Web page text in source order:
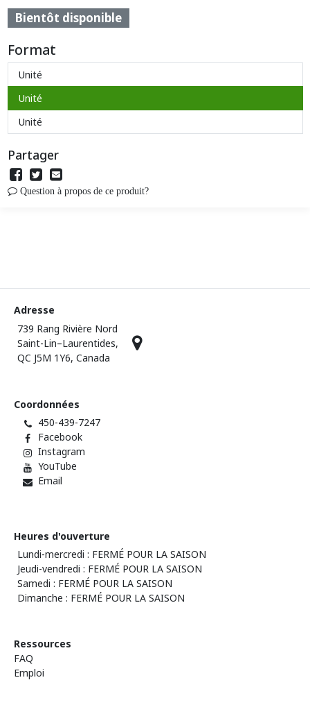
Bientôt disponible
Format
Unité
Unité
Unité
Partager
Question à propos de ce produit?
Adresse
739 Rang Rivière Nord
Saint-Lin–Laurentides,
QC J5M 1Y6, Canada
Coordonnées
450-439-7247
Facebook
Instagram
YouTube
Email
Heures d'ouverture
Lundi-mercredi : FERMÉ POUR LA SAISON
Jeudi-vendredi : FERMÉ POUR LA SAISON
Samedi : FERMÉ POUR LA SAISON
Dimanche : FERMÉ POUR LA SAISON
Ressources
FAQ
Emploi